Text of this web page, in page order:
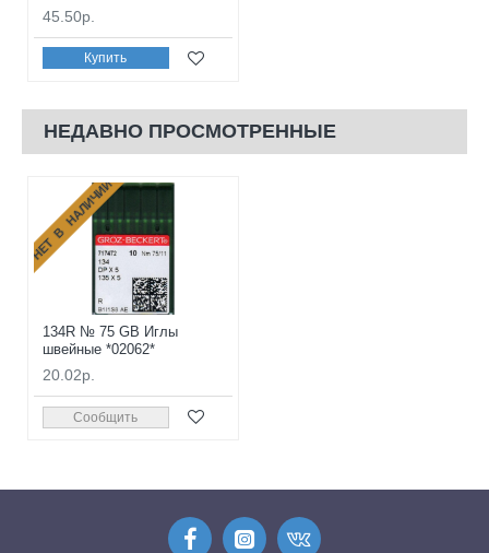
45.50р.
Купить
НЕДАВНО ПРОСМОТРЕННЫЕ
НЕТ В НАЛИЧИИ
134R № 75 GB Иглы
швейные *02062*
20.02р.
Сообщить